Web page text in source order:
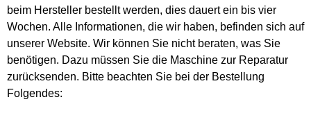
beim Hersteller bestellt werden, dies dauert ein bis vier
Wochen. Alle Informationen, die wir haben, befinden sich auf
unserer Website. Wir können Sie nicht beraten, was Sie
benötigen. Dazu müssen Sie die Maschine zur Reparatur
zurücksenden. Bitte beachten Sie bei der Bestellung
Folgendes: